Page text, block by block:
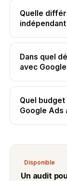
Quelle
Dans quel
avec
Quel
Google Ads
Disponible
Un audit